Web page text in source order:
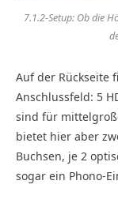
7.1.2-Setup: Ob die
Auf der Rückseite
Anschlussfeld: 5
sind für
bietet hier aber
Buchsen, je 2
sogar ein Phono-